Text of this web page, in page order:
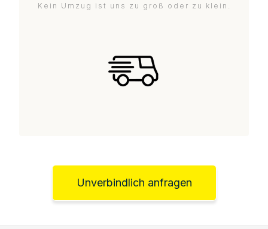
Kein Umzug ist uns zu groß oder zu klein.
Unverbindlich anfragen